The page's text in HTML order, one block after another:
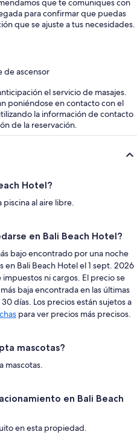
para confirmar que puedas
que se ajuste a tus necesidades.
de ascensor
el servicio de masajes.
poniéndose en contacto con el
la información de contacto
de la reservación.
Hotel?
al aire libre.
en Bali Beach Hotel?
bajo encontrado por una noche
en Bali Beach Hotel el 1 sept. 2026
impuestos ni cargos. El precio se
baja encontrada en las últimas
días. Los precios están sujetos a
para ver precios más precisos.
mascotas?
mascotas.
en Bali Beach
en esta propiedad.